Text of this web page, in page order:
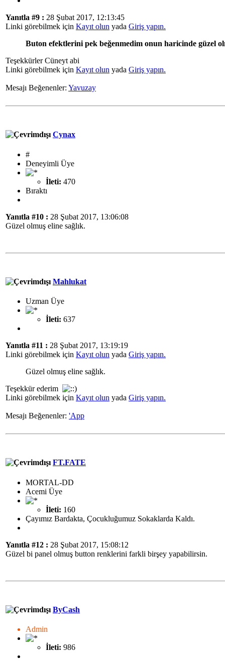
Yanıtla #9 : 28 Şubat 2017, 12:13:45
Linki görebilmek için Kayıt olun yada Giriş yapın.
Buton efektlerini pek beğenmedim onun haricinde güzel
Teşekkürler Cüneyt abi
Linki görebilmek için Kayıt olun yada Giriş yapın.
Mesajı Beğenenler: Yavuzay
Cynax
#
Deneyimli Üye
İleti: 470
Bıraktı
Yanıtla #10 : 28 Şubat 2017, 13:06:08
Güzel olmuş eline sağlık.
Mahlukat
Uzman Üye
İleti: 637
Yanıtla #11 : 28 Şubat 2017, 13:19:19
Linki görebilmek için Kayıt olun yada Giriş yapın.
Güzel olmuş eline sağlık.
Teşekkür ederim
Linki görebilmek için Kayıt olun yada Giriş yapın.
Mesajı Beğenenler: 'App
FT.FATE
MORTAL-DD
Acemi Üye
İleti: 160
Çayımız Bardakta, Çocukluğumuz Sokaklarda Kaldı.
Yanıtla #12 : 28 Şubat 2017, 15:08:12
Güzel bi panel olmuş button renklerini farkli birşey yapabilirsin.
ByCash
Admin
İleti: 986